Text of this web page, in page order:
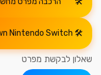
Nintendo Switch
שאלון לבקשת מפרט